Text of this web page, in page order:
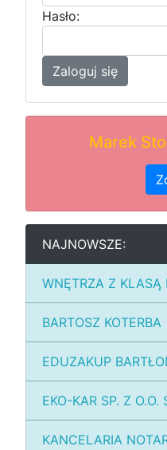
Hasło:
Zaloguj się
Marek
NAJNOWSZE:
WNĘTRZA Z KLASĄ
BARTOSZ KOTERBA
EDUZAKUP
EKO-KAR SP. Z O.O.
KANCELARIA